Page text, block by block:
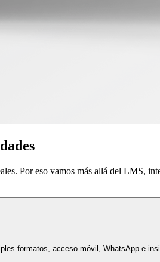
Por eso vamos más allá del LMS,
formatos, acceso móvil, WhatsApp e